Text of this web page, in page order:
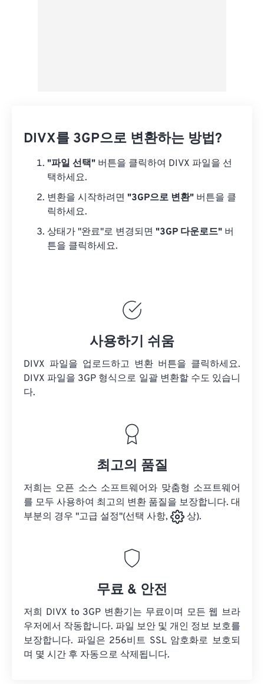
DIVX를 3GP으로 변환하는 방법?
"파일 선택" 버튼을 클릭하여 DIVX 파일을 선
택하세요.
변환을 시작하려면 "3GP으로 변환" 버튼을 클
릭하세요.
상태가 "완료"로 변경되면 "3GP 다운로드" 버
튼을 클릭하세요.
사용하기 쉬움
DIVX 파일을 업로드하고 변환 버튼을 클릭하세요.
DIVX 파일을 3GP 형식으로 일괄 변환할 수도 있습니
다.
최고의 품질
저희는 오픈 소스 소프트웨어와 맞춤형 소프트웨어
를 모두 사용하여 최고의 변환 품질을 보장합니다. 대
부분의 경우 "고급 설정"(선택 사항,
상).
무료 & 안전
저희 DIVX to 3GP 변환기는 무료이며 모든 웹 브라
우저에서 작동합니다. 파일 보안 및 개인 정보 보호를
보장합니다. 파일은 256비트 SSL 암호화로 보호되
며 몇 시간 후 자동으로 삭제됩니다.